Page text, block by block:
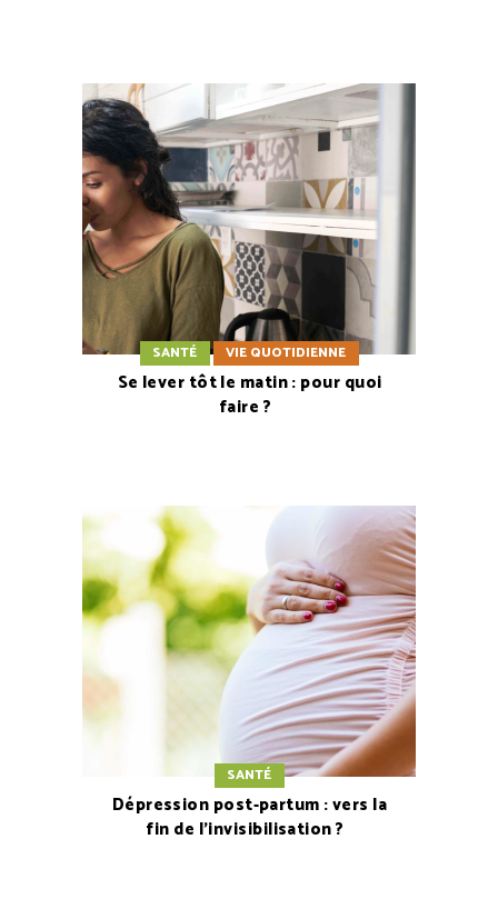
SANTÉ VIE QUOTIDIENNE
Se lever tôt le matin : pour quoi
faire ?
SANTÉ
Dépression post-partum : vers la
fin de l’invisibilisation ?